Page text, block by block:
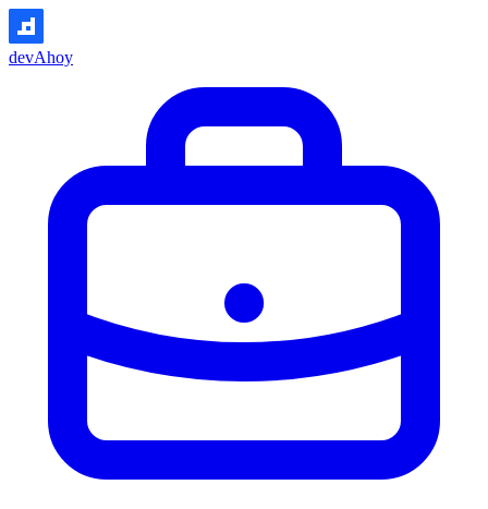
devAhoy